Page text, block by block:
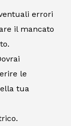
errori
il mancato
le
tua